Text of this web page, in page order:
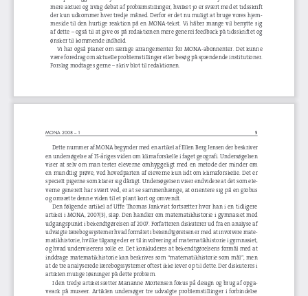
mere aktuel og livlig debat af problemstillinger, hvilket jo er svært med et tidsskrift
der kun udkommer hver tredje måned. Derfor er det nu muligt at bruge vores hjem-
meside  til  den  hurtige  reaktion  på  en  MONA-tekst.  Vi  håber  mange  vil  benytte  sig
af dette
– også til at give os på redaktionen mere generel feedback på tidsskriftet og
ønsker til kommende indhold.
Vi  har  også  planer  om  særlige  arrangementer  for  MONA-abonnenter.  Det  kunne
være foredrag om aktuelle problemstillinger eller besøg på spændende institutioner.
Forslag modtages gerne
– skriv blot til redaktionen.
MONA 2008 – 1 5
Dette nummer af MONA begynder med en artikel af Ellen Berg Jensen der beskriver
en undersøgelse af 15-åriges viden om klimaforskelle i faget geografi. Undersøgelsen
viser  at  selv  om  man  tester  eleverne  omhyggeligt  med  en  metode  der  minder  om
en  mundtlig  prøve,  ved  hovedparten  af  eleverne  kun  lidt  om  klimaforskelle.  Det  er
specielt pigerne som klarer sig dårligt. Undersøgelsen viser endvidere at det som ele-
verne generelt har svært ved, er at se sammenhænge, at orientere sig på en globus
og omsætte denne viden til et plant kort og omvendt.
Den  følgende  artikel  af  Uffe  Thomas  Jankvist  fortsætter  hvor  han  i  en  tidligere
artikel  i  MONA,  2007(3),  slap.  Den  handler  om  matematikhistorie  i  gymnasiet  med
udgangspunkt i bekendtgørelsen af 2007. Forfatteren diskuterer ud fra en analyse af
udvalgte lærebogssystemer hvad formålet i bekendtgørelsen er med at involvere mate-
matikhistorie, hvilke tilgange der er til involvering af matematikhistorie i gymnasiet,
og hvad underviserens rolle er. Det konkluderes at bekendtgørelsens formål med at
inddrage matematikhistorie kan beskrives som “matematikhistorie som mål”, men
at de tre analyserede lærebogssystemer oftest ikke lever op til dette. Der diskuteres i
artiklen mulige løsninger på dette problem.
I den tredje artikel sætter Marianne Mortensen fokus på design og brug af opga-
veark  på  museer.  Artiklen  undersøger  tre  udvalgte  problemstillinger  i  forbindelse